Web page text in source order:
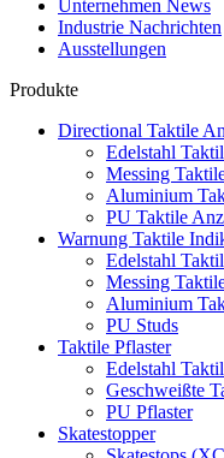
Unternehmen News
Industrie Nachrichten
Ausstellungen
Produkte
Directional Taktile
Edelstahl
Messing
Aluminium
PU Taktile
Warnung Taktile
Edelstahl
Messing
Aluminium
PU Studs
Taktile Pflaster
Edelstahl
Geschweißte
PU Pflaster
Skatestopper